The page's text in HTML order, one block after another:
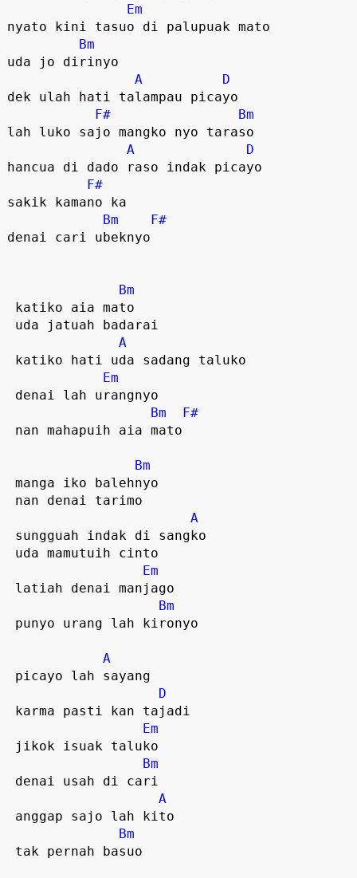
Em
nyato kini tasuo di palupuak mato
Bm
uda jo dirinyo
A
D
dek ulah hati talampau picayo
F#
Bm
lah luko sajo mangko nyo taraso
A
D
hancua di dado raso indak picayo
F#
sakik kamano ka
Bm
F#
denai cari ubeknyo
Bm
A
Em
Bm
F#
Bm
A
Em
Bm
A
D
Em
Bm
A
Bm